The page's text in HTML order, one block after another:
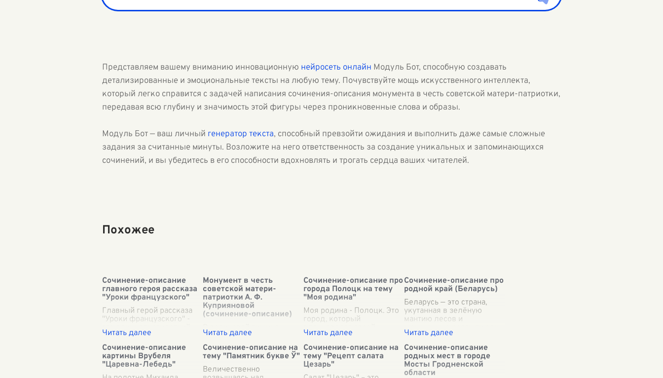
Представляем вашему вниманию инновационную нейросеть онлайн Модуль Бот, способную создавать
детализированные и эмоциональные тексты на любую тему. Почувствуйте мощь искусственного интеллекта,
который легко справится с задачей написания сочинения-описания монумента в честь советской матери-патриотки,
передавая всю глубину и значимость этой фигуры через проникновенные слова и образы.
Модуль Бот — ваш личный генератор текста, способный превзойти ожидания и выполнить даже самые сложные
задания за считанные минуты. Возложите на него ответственность за создание уникальных и запоминающихся
сочинений, и вы убедитесь в его способности вдохновлять и трогать сердца ваших читателей.
Похожее
Сочинение-описание
главного героя рассказа
"Уроки французского"
Главный герой рассказа
"Уроки французского" -
это одиннадцатилетний
мальчик, имеющий
нескладную и непростую
судьбу. Он вырос в
небольшом
провинциальном городке,
Монумент в честь
советской матери-
патриотки А. Ф.
Куприяновой
(сочинение-описание)
В величавой тишине
центральной площади
города возвышается
монумент, посвященный
одной из величайших
героинь времен
Сочинение-описание про
города Полоцк на тему
"Моя родина"
Моя родина - Полоцк. Это
город, который
вдохновляет своей
историей и культурой.
Полоцк находится в
сердце Беларуси и
является одним из самых
древних городов
Сочинение-описание про
родной край (Беларусь)
Беларусь — это страна,
укутанная в зелёную
мантию лесов и
жемчужные россыпи рек
и озёр, где каждый уголок
хранит в себе аромат
истории и запечатлённый
след времени. Мой родной
край...
Сочинение-описание
картины Врубеля
"Царевна-Лебедь"
Сочинение-описание на
тему "Памятник букве Ў"
Величественно
Сочинение-описание на
тему "Рецепт салата
Цезарь"
Сочинение-описание
родных мест в городе
Мосты Гродненской
области